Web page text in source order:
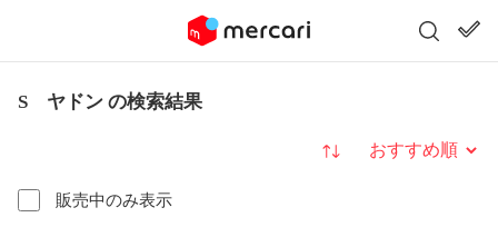
S ヤドン の検索結果
販売中のみ表示
並び替え